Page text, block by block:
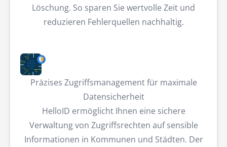
Löschung. So sparen Sie wertvolle Zeit und
reduzieren Fehlerquellen nachhaltig.
Präzises Zugriffsmanagement für maximale
Datensicherheit
HelloID ermöglicht Ihnen eine sichere
Verwaltung von Zugriffsrechten auf sensible
Informationen in Kommunen und Städten. Der